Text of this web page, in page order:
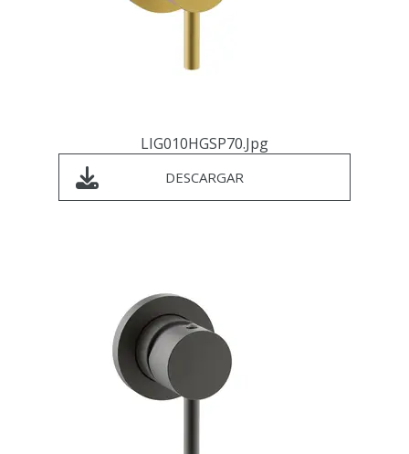
LIG010HGSP70.jpg
DESCARGAR